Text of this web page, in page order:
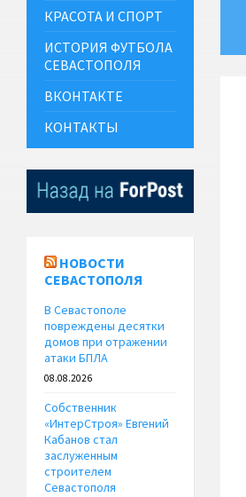
КРАСОТА И СПОРТ
ИСТОРИЯ ФУТБОЛА
СЕВАСТОПОЛЯ
ВКОНТАКТЕ
КОНТАКТЫ
НОВОСТИ
СЕВАСТОПОЛЯ
В Севастополе
повреждены десятки
домов при отражении
атаки БПЛА
08.08.2026
Собственник
«ИнтерСтроя» Евгений
Кабанов стал
заслуженным
строителем
Севастополя